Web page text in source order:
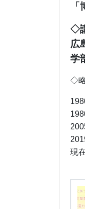
◇
広
学
◇
現